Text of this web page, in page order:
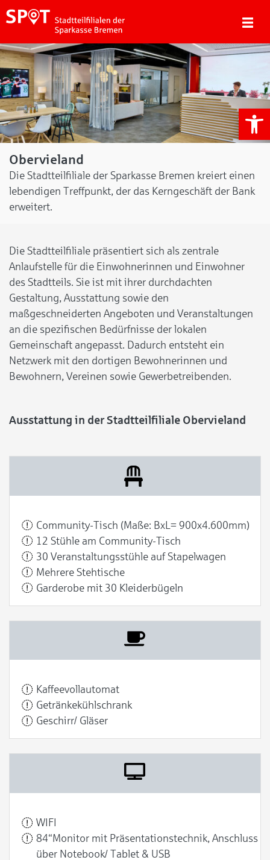
Obervieland
Die Stadtteilfiliale der Sparkasse Bremen kreiert einen
lebendigen Treffpunkt, der das Kerngeschäft der Bank
erweitert.
Die Stadtteilfiliale präsentiert sich als zentrale
Anlaufstelle für die Einwohnerinnen und Einwohner
des Stadtteils. Sie ist mit ihrer durchdachten
Gestaltung, Ausstattung sowie den
maßgeschneiderten Angeboten und Veranstaltungen
an die spezifischen Bedürfnisse der lokalen
Gemeinschaft angepasst. Dadurch entsteht ein
Netzwerk mit den dortigen Bewohnerinnen und
Bewohnern, Vereinen sowie Gewerbetreibenden.
Ausstattung in der Stadtteilfiliale Obervieland
Community-Tisch (Maße: BxL= 900x4.600mm)
12 Stühle am Community-Tisch
30 Veranstaltungsstühle auf Stapelwagen
Mehrere Stehtische
Garderobe mit 30 Kleiderbügeln
Kaffeevollautomat
Getränkekühlschrank
Geschirr/ Gläser
WIFI
84“Monitor mit Präsentationstechnik, Anschluss
über Notebook/ Tablet & USB